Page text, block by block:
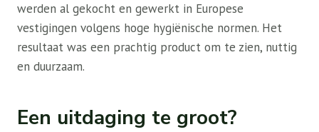
werden al gekocht en gewerkt in Europese
vestigingen volgens hoge hygiënische normen. Het
resultaat was een prachtig product om te zien, nuttig
en duurzaam.
Een uitdaging te groot?